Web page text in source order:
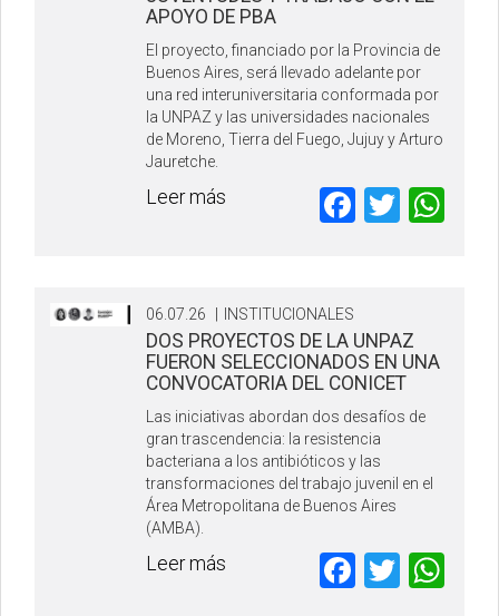
APOYO DE PBA
El proyecto, financiado por la Provincia de
Buenos Aires, será llevado adelante por
una red interuniversitaria conformada por
la UNPAZ y las universidades nacionales
de Moreno, Tierra del Fuego, Jujuy y Arturo
Jauretche.
Leer más
06.07.26 INSTITUCIONALES
DOS PROYECTOS DE LA UNPAZ
FUERON SELECCIONADOS EN UNA
CONVOCATORIA DEL CONICET
Las iniciativas abordan dos desafíos de
gran trascendencia: la resistencia
bacteriana a los antibióticos y las
transformaciones del trabajo juvenil en el
Área Metropolitana de Buenos Aires
(AMBA).
Leer más